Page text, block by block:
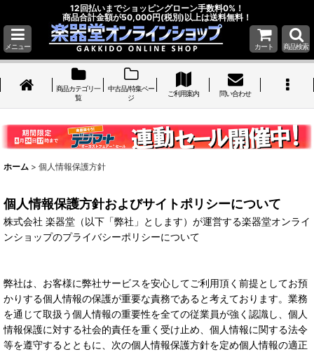
12回払いまでショッピングローン手数料0%！
商品合計金額が50,000円(税別)以上は送料無料！
メニュー カート 商品検索
商品カテゴリ一
覧
中古品/特集ペー
ジ
ご利用案内 問い合わせ
ホーム > 個人情報保護方針
個人情報保護方針およびサイトポリシーについて
株式会社 楽器堂（以下「弊社」とします）が運営する楽器堂オンライ
ンショップのプライバシーポリシーについて
弊社は、お客様に弊社サービスを安心してご利用頂く前提としてお預
かりする個人情報の保護が重要な責務であると考えております。業務
を通じて取扱う個人情報の重要性を全ての従業員が強く認識し、個人
情報保護に対する社会的責任を重く受け止め、個人情報に関する法令
等を遵守するとともに、次の個人情報保護方針を定め個人情報の適正